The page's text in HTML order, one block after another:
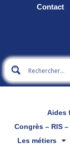
Contact
Aides
Congrès – RIS
Les métiers